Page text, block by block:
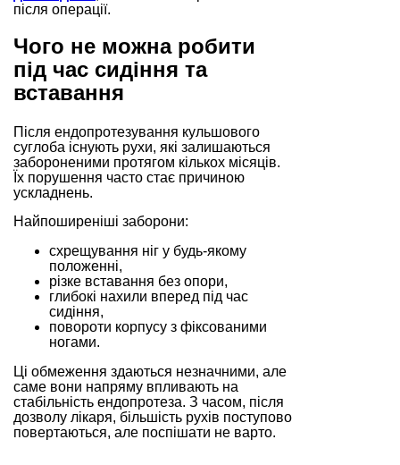
після операції.
Чого не можна робити
під час сидіння та
вставання
Після ендопротезування кульшового
суглоба існують рухи, які залишаються
забороненими протягом кількох місяців.
Їх порушення часто стає причиною
ускладнень.
Найпоширеніші заборони:
схрещування ніг у будь-якому
положенні,
різке вставання без опори,
глибокі нахили вперед під час
сидіння,
повороти корпусу з фіксованими
ногами.
Ці обмеження здаються незначними, але
саме вони напряму впливають на
стабільність ендопротеза. З часом, після
дозволу лікаря, більшість рухів поступово
повертаються, але поспішати не варто.